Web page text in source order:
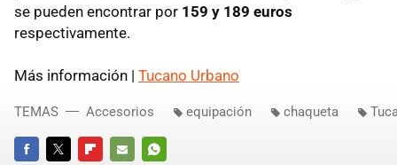
se pueden encontrar por 159 y 189 euros
respectivamente.
Más información | Tucano Urbano
TEMAS Accesorios equipación chaqueta